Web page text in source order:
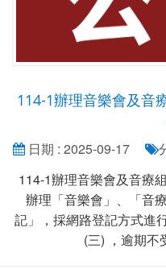
114-1辦理音樂會及音
日期 : 2025-09-17
114-1辦理音樂會及音療
辦理「音樂會」、「音
記」，採網路登記方式進
(三) ，逾期不